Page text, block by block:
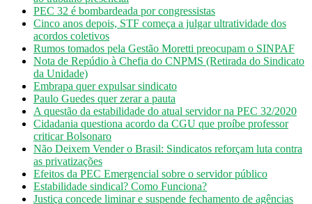
PEC 32 é bombardeada por congressistas
Cinco anos depois, STF começa a julgar ultratividade dos
acordos coletivos
Rumos tomados pela Gestão Moretti preocupam o SINPAF
Nota de Repúdio à Chefia do CNPMS (Retirada do Sindicato
da Unidade)
Embrapa quer expulsar sindicato
Paulo Guedes quer zerar a pauta
A questão da estabilidade do atual servidor na PEC 32/2020
Cidadania questiona acordo da CGU que proíbe professor
criticar Bolsonaro
Não Deixem Vender o Brasil: Sindicatos reforçam luta contra
as privatizações
Efeitos da PEC Emergencial sobre o servidor público
Estabilidade sindical? Como Funciona?
Justiça concede liminar e suspende fechamento de agências